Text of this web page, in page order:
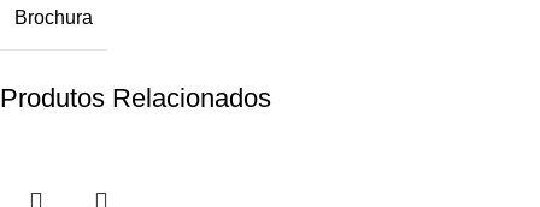
Brochura
Produtos Relacionados